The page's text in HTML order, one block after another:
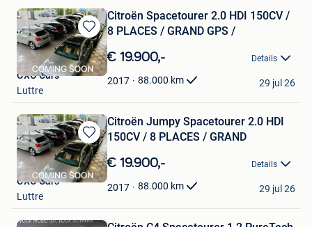
Bewaren
in
Mijn
Favorieten
Citroën Spacetourer 2.0 HDI 150CV /
8 PLACES / GRAND GPS /
€ 19.900,- Details
2017 88.000 km
OXO Cars
Luttre
29 jul 26
Bewaren
in
Mijn
Favorieten
Citroën Jumpy Spacetourer 2.0 HDI
150CV / 8 PLACES / GRAND
€ 19.900,- Details
2017 88.000 km
OXO Cars
Luttre
29 jul 26